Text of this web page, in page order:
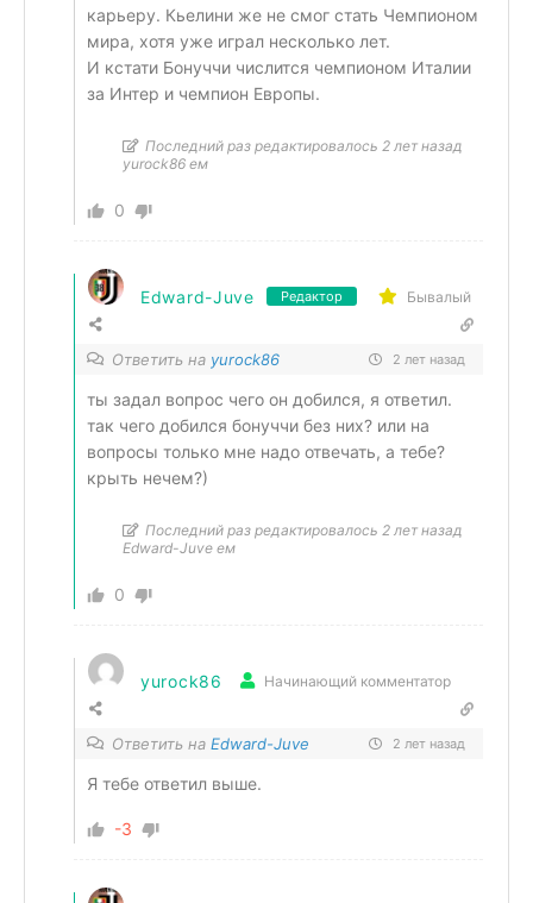
карьеру. Кьелини же не смог стать Чемпионом
мира, хотя уже играл несколько лет.
И кстати Бонуччи числится чемпионом Италии
за Интер и чемпион Европы.
Последний раз редактировалось 2 лет назад
yurock86 ем
0
Edward-Juve Редактор Бывалый
Ответить на yurock86 2 лет назад
ты задал вопрос чего он добился, я ответил.
так чего добился бонуччи без них? или на
вопросы только мне надо отвечать, а тебе?
крыть нечем?)
Последний раз редактировалось 2 лет назад
Edward-Juve ем
0
yurock86 Начинающий комментатор
Ответить на Edward-Juve 2 лет назад
Я тебе ответил выше.
-3